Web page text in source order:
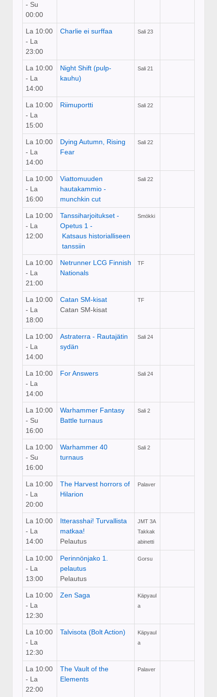
- Su
00:00
La 10:00
- La
23:00
Charlie ei surffaa Sali 23
La 10:00
- La
14:00
Night Shift (pulp-
kauhu)
Sali 21
La 10:00
- La
15:00
Riimuportti Sali 22
La 10:00
- La
14:00
Dying Autumn, Rising
Fear
Sali 22
La 10:00
- La
16:00
Viattomuuden
hautakammio -
munchkin cut
Sali 22
La 10:00
- La
12:00
Tanssiharjoitukset -
Opetus 1 ­
Katsaus historialliseen
tanssiin
Smökki
La 10:00
- La
21:00
Netrunner LCG Finnish
Nationals
TF
La 10:00
- La
18:00
Catan SM-kisat
Catan SM-kisat
TF
La 10:00
- La
14:00
Astraterra - Rautajätin
sydän
Sali 24
La 10:00
- La
14:00
For Answers Sali 24
La 10:00
- Su
16:00
Warhammer Fantasy
Battle turnaus
Sali 2
La 10:00
- Su
16:00
Warhammer 40
turnaus
Sali 2
La 10:00
- La
20:00
The Harvest horrors of
Hilarion
Palaver
La 10:00
- La
14:00
Itterasshai! Turvallista
matkaa!
Pelautus
JMT 3A
Takkak
abinetti
La 10:00
- La
13:00
Perinnönjako 1.
pelautus
Pelautus
Gorsu
La 10:00
- La
12:30
Zen Saga
Käpyaul
a
La 10:00
- La
12:30
Talvisota (Bolt Action)
Käpyaul
a
La 10:00
- La
22:00
The Vault of the
Elements
Palaver